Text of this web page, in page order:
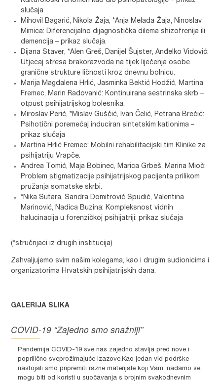
slučaja.
Mihovil Bagarić, Nikola Žaja, *Anja Melada Žaja, Ninoslav
Mimica: Diferencijalno dijagnostička dilema shizofrenija ili
demencija – prikaz slučaja.
Dijana Staver, *Alen Greš, Danijel Šujster, Anđelko Vidović:
Utjecaj stresa brakorazvoda na tijek liječenja osobe
granične strukture ličnosti kroz dnevnu bolnicu.
Marija Magdalena Hrlić, Jasminka Bektić Hodžić, Martina
Fremec, Marin Radovanić: Kontinuirana sestrinska skrb –
otpust psihijatrijskog bolesnika.
Miroslav Perić, *Mislav Guščić, Ivan Čelić, Petrana Brečić:
Psihotični poremećaj induciran sintetskim kationima –
prikaz slučaja
Martina Hrlić Fremec: Mobilni rehabilitacijski tim Klinike za
psihijatriju Vrapče.
Andrea Tomić, Maja Bobinec, Marica Grbeš, Marina Mioč:
Problem stigmatizacije psihijatrijskog pacijenta prilikom
pružanja somatske skrbi.
*Nika Sutara, Sandra Domitrović Spudić, Valentina
Marinović, Nadica Buzina: Kompleksnost vidnih
halucinacija u forenzičkoj psihijatriji: prikaz slučaja
(*stručnjaci iz drugih institucija)
Zahvaljujemo svim našim kolegama, kao i drugim sudionicima i
organizatorima Hrvatskih psihijatrijskih dana.
GALERIJA SLIKA
COVID-19 “Zajedno smo snažniji”
Pandemija COVID-19 sve nas zajedno stavlja pred nove i
poprilično sveprožimajuće izazove.Kao jedan vid podrške
nastojali smo pripremiti razne materijale koji Vam, nadamo se,
mogu biti od koristi u suočavanja s brojnim svakodnevnim